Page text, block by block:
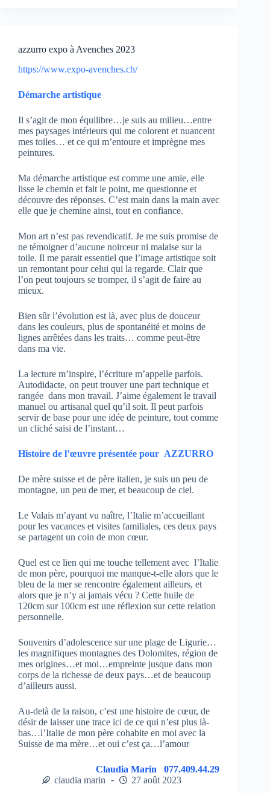
azzurro expo à Avenches 2023
https://www.expo-avenches.ch/
Démarche artistique
Il s’agit de mon équilibre…je suis au milieu…entre
mes paysages intérieurs qui me colorent et nuancent
mes toiles… et ce qui m’entoure et imprègne mes
peintures.
Ma démarche artistique est comme une amie, elle
lisse le chemin et fait le point, me questionne et
découvre des réponses. C’est main dans la main avec
elle que je chemine ainsi, tout en confiance.
Mon art n’est pas revendicatif. Je me suis promise de
ne témoigner d’aucune noirceur ni malaise sur la
toile. Il me parait essentiel que l’image artistique soit
un remontant pour celui qui la regarde. Clair que
l’on peut toujours se tromper, il s’agit de faire au
mieux.
Bien sûr l’évolution est là, avec plus de douceur
dans les couleurs, plus de spontanéité et moins de
lignes arrêtées dans les traits… comme peut-être
dans ma vie.
La lecture m’inspire, l’écriture m’appelle parfois.
Autodidacte, on peut trouver une part technique et
rangée dans mon travail. J’aime également le travail
manuel ou artisanal quel qu’il soit. Il peut parfois
servir de base pour une idée de peinture, tout comme
un cliché saisi de l’instant…
Histoire de l’œuvre présentée pour AZZURRO
De mère suisse et de père italien, je suis un peu de
montagne, un peu de mer, et beaucoup de ciel.
Le Valais m’ayant vu naître, l’Italie m’accueillant
pour les vacances et visites familiales, ces deux pays
se partagent un coin de mon cœur.
Quel est ce lien qui me touche tellement avec l’Italie
de mon père, pourquoi me manque-t-elle alors que le
bleu de la mer se rencontre également ailleurs, et
alors que je n’y ai jamais vécu ? Cette huile de
120cm sur 100cm est une réflexion sur cette relation
personnelle.
Souvenirs d’adolescence sur une plage de Ligurie…
les magnifiques montagnes des Dolomites, région de
mes origines…et moi…empreinte jusque dans mon
corps de la richesse de deux pays…et de beaucoup
d’ailleurs aussi.
Au-delà de la raison, c’est une histoire de cœur, de
désir de laisser une trace ici de ce qui n’est plus là-
bas…l’Italie de mon père cohabite en moi avec la
Suisse de ma mère…et oui c’est ça…l’amour
Claudia Marin 077.409.44.29
claudia marin
27 août 2023